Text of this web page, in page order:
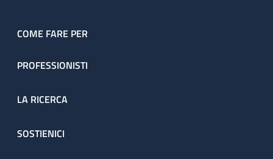
COME FARE PER
PROFESSIONISTI
LA RICERCA
SOSTIENICI